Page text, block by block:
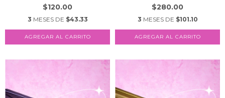
$120.00
3 MESES DE $43.33
$280.00
3 MESES DE $101.10
AGREGAR AL CARRITO